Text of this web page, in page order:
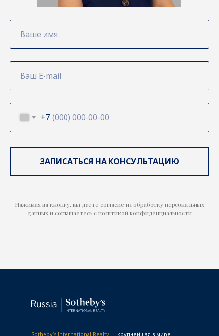
+7
ЗАПИСАТЬСЯ НА КОНСУЛЬТАЦИЮ
Нажимая на кнопку, вы даете согласие на обработку персональных
данных и соглашаетесь c политикой конфиденциальности
Sotheby’s International Realty — крупнейшая в мире